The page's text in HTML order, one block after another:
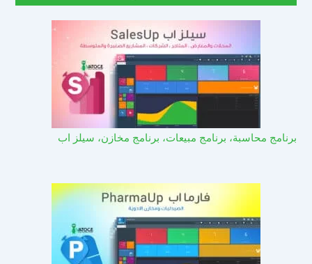
برنامج محاسبة، برنامج مبيعات، برنامج مخازن، سيلز اب